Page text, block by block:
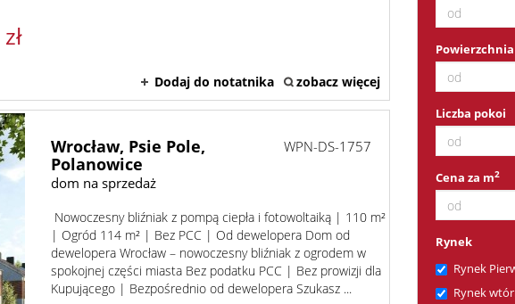
zł
Dodaj do notatnika zobacz więcej
Wrocław, Psie Pole,
Polanowice
dom na sprzedaż
WPN-DS-1757
Nowoczesny bliźniak z pompą ciepła i fotowoltaiką | 110 m²
| Ogród 114 m² | Bez PCC | Od dewelopera Dom od
dewelopera Wrocław – nowoczesny bliźniak z ogrodem w
spokojnej części miasta Bez podatku PCC | Bez prowizji dla
Kupującego | Bezpośrednio od dewelopera Szukasz ...
Powierzchnia
Liczba pokoi
Cena za m2
Rynek
Rynek
Rynek